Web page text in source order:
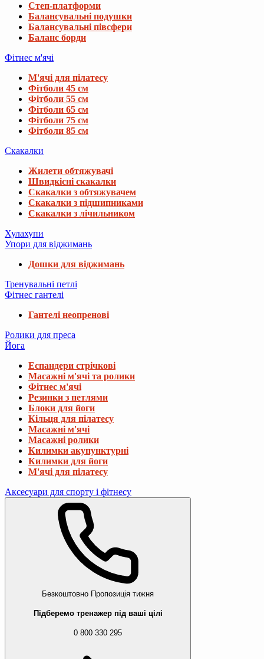
Степ-платформи
Балансувальні подушки
Балансувальні півсфери
Баланс борди
Фітнес м'ячі
М'ячі для пілатесу
Фітболи 45 см
Фітболи 55 см
Фітболи 65 см
Фітболи 75 см
Фітболи 85 см
Скакалки
Жилети обтяжувачі
Швидкісні скакалки
Скакалки з обтяжувачем
Скакалки з підшипниками
Скакалки з лічильником
Хулахупи
Упори для віджимань
Дошки для віджимань
Тренувальні петлі
Фітнес гантелі
Гантелі неопренові
Ролики для преса
Йога
Еспандери стрічкові
Масажні м'ячі та ролики
Фітнес м'ячі
Резинки з петлями
Блоки для йоги
Кільця для пілатесу
Масажні м'ячі
Масажні ролики
Килимки акупунктурні
Килимки для йоги
М'ячі для пілатесу
Аксесуари для спорту і фітнесу
Безкоштовно Пропозиція тижня
Підберемо тренажер під ваші цілі
0 800 330 295